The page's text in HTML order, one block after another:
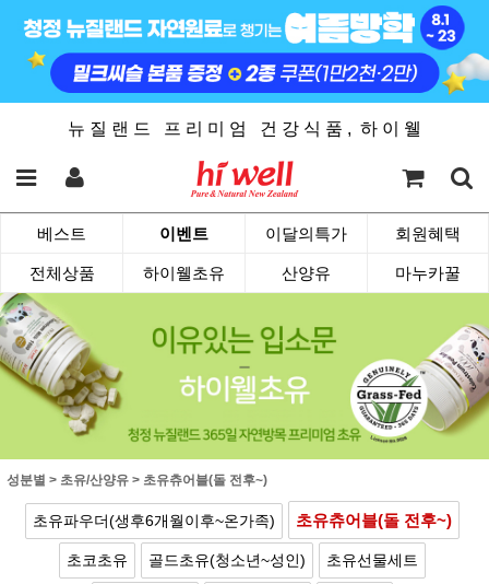
뉴 질 랜 드 프 리 미 엄 건 강 식 품 , 하 이 웰
베스트 이벤트 이달의특가 회원혜택
전체상품 하이웰초유 산양유 마누카꿀
성분별 > 초유/산양유 > 초유츄어블(돌 전후~)
초유파우더(생후6개월이후~온가족) 초유츄어블(돌 전후~)
초코초유 골드초유(청소년~성인) 초유선물세트